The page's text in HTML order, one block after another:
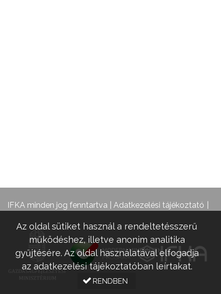
IFKA minden jog fenntartva | Adatkezelési tájékoztató
Az oldal sütiket használ a rendeltetésszerű
működéshez, illetve anonim analitika
gyűjtésére. Az oldal használatával elfogadja
az adatkezelési tájékoztatóban leírtakat.
RENDBEN